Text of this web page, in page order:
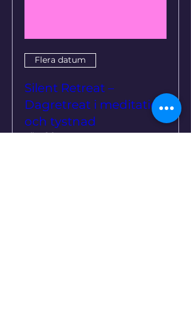
Flera datum
Silent Retreat –
Dagretreat i meditation
och tystnad
sön 20 sep.